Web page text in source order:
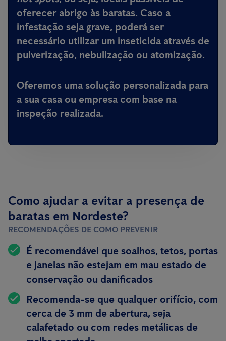
oferecer abrigo às baratas. Caso a
infestação seja grave, poderá ser
necessário utilizar um inseticida através de
pulverização, nebulização ou atomização.
Oferemos uma solução personalizada para
a sua casa ou empresa com base na
inspeção realizada.
Como ajudar a evitar a presença de
baratas em Nordeste?
RECOMENDAÇÕES DE COMO PREVENIR
É recomendável que soalhos, tetos, portas
e janelas não estejam em mau estado de
conservação ou danificados
Recomenda-se que qualquer orifício, com
cerca de 3 mm de abertura, seja
calafetado ou com redes metálicas de